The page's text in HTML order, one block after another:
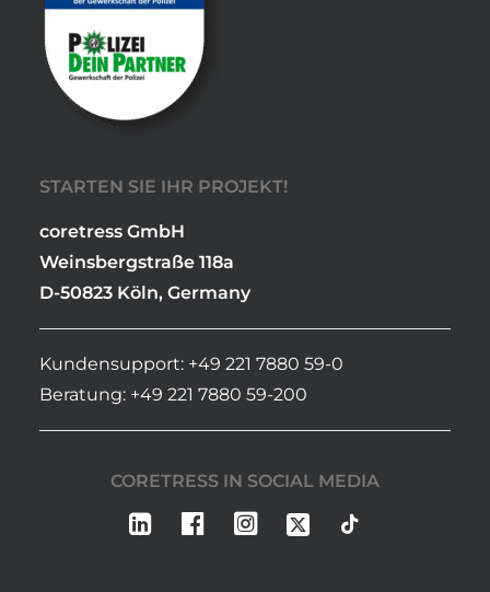
STARTEN SIE IHR PROJEKT!
coretress GmbH
Weinsbergstraße 118a
D-50823 Köln, Germany
Kundensupport: +49 221 7880 59-0
Beratung: +49 221 7880 59-200
CORETRESS IN SOCIAL MEDIA